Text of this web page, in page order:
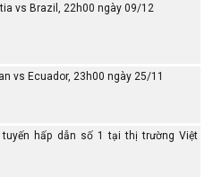
vs Brazil, 22h00 ngày 09/12
vs Ecuador, 23h00 ngày 25/11
tuyến hấp dẫn số 1 tại thị trường Việt